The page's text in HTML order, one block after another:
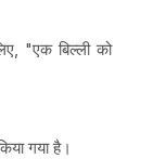
"एक बिल्ली को
गया है।